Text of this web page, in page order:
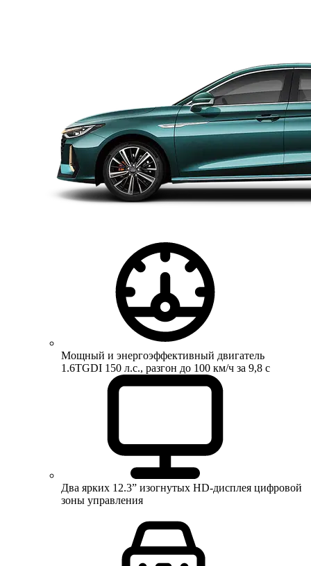
Мощный и энергоэффективный двигатель
1.6TGDI 150 л.с., разгон до 100 км/ч за 9,8 с
Два ярких 12.3” изогнутых HD-дисплея цифровой
зоны управления